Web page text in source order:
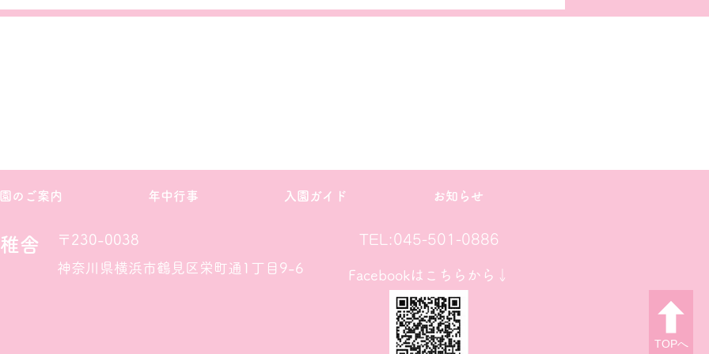
TOPへ
のご案内 年中行事 入園ガイド お知らせ
舎
〒230-0038
神奈川県横浜市鶴見区栄町通1丁目9-6
TEL:045-501-0886
Facebookはこちらから↓